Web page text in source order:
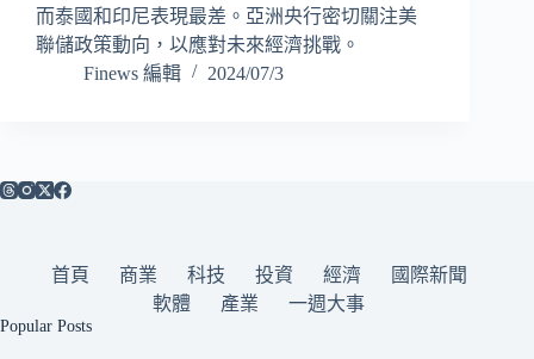
而泰國和印尼表現最差。亞洲央行密切關注美
聯儲政策動向，以應對未來經濟挑戰。
Finews 編輯
2024/07/3
首頁 商業 科技 投資 經濟
國際新聞
軟體
產業 一週大事
Popular Posts